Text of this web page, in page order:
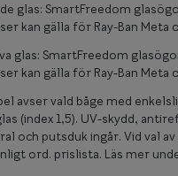
glas: SmartFreedom
kan gälla för Ray-Ban Meta
glas: SmartFreedom
kan gälla för Ray-Ban Meta
avser vald båge med
(index 1,5). UV-skydd,
och putsduk ingår. Vid val
ord. prislista. Läs mer